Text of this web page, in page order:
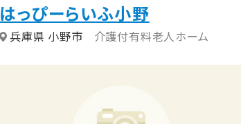
はっぴーらいふ小野
兵庫県 小野市 介護付有料老人ホーム